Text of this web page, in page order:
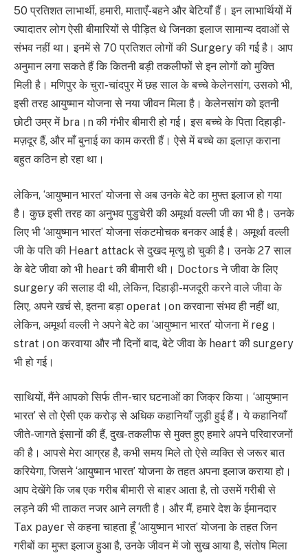
50 प्रतिशत लाभार्थी, हमारी, माताएँ-बहने और बेटियाँ हैं। इन लाभार्थियों में
ज्यादातर लोग ऐसी बीमारियों से पीड़ित थे जिनका इलाज सामान्य दवाओं से
संभव नहीं था। इनमें से 70 प्रतिशत लोगों की Surgery की गई है। आप
अनुमान लगा सकते हैं कि कितनी बड़ी तकलीफों से इन लोगों को मुक्ति
मिली है। मणिपुर के चुरा-चांदपुर में छह साल के बच्चे केलेनसांग, उसको भी,
इसी तरह आयुष्मान योजना से नया जीवन मिला है। केलेनसांग को इतनी
छोटी उम्र में bra।n की गंभीर बीमारी हो गई। इस बच्चे के पिता दिहाड़ी-
मज़दूर हैं, और माँ बुनाई का काम करती हैं। ऐसे में बच्चे का इलाज़ कराना
बहुत कठिन हो रहा था।
लेकिन, ‘आयुष्मान भारत’ योजना से अब उनके बेटे का मुफ्त इलाज हो गया
है। कुछ इसी तरह का अनुभव पुडुचेरी की अमूर्था वल्ली जी का भी है। उनके
लिए भी ‘आयुष्मान भारत’ योजना संकटमोचक बनकर आई है। अमूर्था वल्ली
जी के पति की Heart attack से दुखद मृत्यु हो चुकी है। उनके 27 साल
के बेटे जीवा को भी heart की बीमारी थी। Doctors ने जीवा के लिए
surgery की सलाह दी थी, लेकिन, दिहाड़ी-मजदूरी करने वाले जीवा के
लिए, अपने खर्च से, इतना बड़ा operat।on करवाना संभव ही नहीं था,
लेकिन, अमूर्था वल्ली ने अपने बेटे का ‘आयुष्मान भारत’ योजना में reg।
strat।on करवाया और नौ दिनों बाद, बेटे जीवा के heart की surgery
भी हो गई।
साथियों, मैंने आपको सिर्फ तीन-चार घटनाओं का जिक्र किया। ‘आयुष्मान
भारत’ से तो ऐसी एक करोड़ से अधिक कहानियाँ जुड़ी हुई हैं। ये कहानियाँ
जीते-जागते इंसानों की हैं, दुख-तकलीफ से मुक्त हुए हमारे अपने परिवारजनों
की है। आपसे मेरा आग्रह है, कभी समय मिले तो ऐसे व्यक्ति से जरूर बात
करियेगा, जिसने ‘आयुष्मान भारत’ योजना के तहत अपना इलाज कराया हो।
आप देखेंगे कि जब एक गरीब बीमारी से बाहर आता है, तो उसमें गरीबी से
लड़ने की भी ताकत नजर आने लगती है। और मैं, हमारे देश के ईमानदार
Tax payer से कहना चाहता हूँ ‘आयुष्मान भारत’ योजना के तहत जिन
गरीबों का मुफ्त इलाज हुआ है, उनके जीवन में जो सुख आया है, संतोष मिला